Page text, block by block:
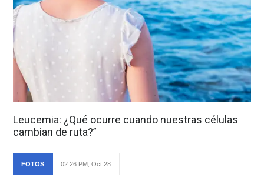
Leucemia: ¿Qué ocurre cuando nuestras células
cambian de ruta?”
FOTOS 02:26 PM, Oct 28